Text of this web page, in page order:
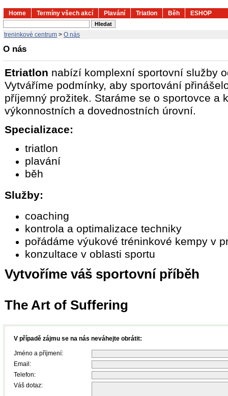
Home Termíny všech akcí Plavání Triatlon Běh ESHOP
treninkové centrum > O nás
O nás
Etriatlon nabízí komplexní sportovní služby
Vytváříme podmínky, aby sportování
příjemný prožitek. Staráme se o sportovce a
výkonnostních a dovednostních úrovní.
Specializace:
triatlon
plavání
běh
Služby:
coaching
kontrola a optimalizace techniky
pořádáme výukové tréninkové kempy v
konzultace v oblasti sportu
Vytvoříme váš sportovní příběh
The Art of Suffering
V případě zájmu se na nás neváhejte obrátit:
Jméno a příjmení:
Email:
Telefon:
Váš dotaz: